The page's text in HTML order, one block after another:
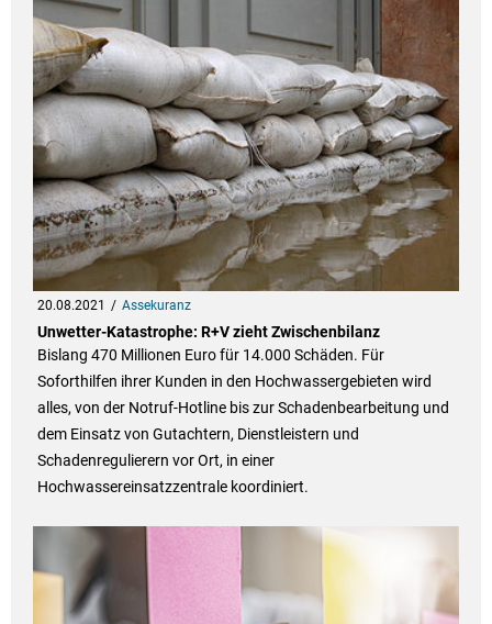
20.08.2021 Assekuranz
Unwetter-Katastrophe: R+V zieht Zwischenbilanz
Bislang 470 Millionen Euro für 14.000 Schäden. Für
Soforthilfen ihrer Kunden in den Hochwassergebieten wird
alles, von der Notruf-Hotline bis zur Schadenbearbeitung und
dem Einsatz von Gutachtern, Dienstleistern und
Schadenregulierern vor Ort, in einer
Hochwassereinsatzzentrale koordiniert.